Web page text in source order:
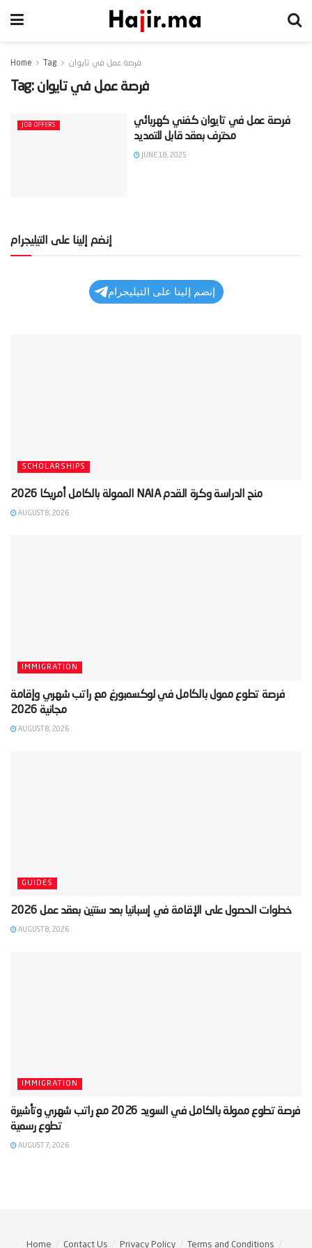
Home Tag فرصة عمل في تايوان
Tag: فرصة عمل في تايوان
JOB OFFERS
‫فرصة عمل في تايوان كفني كهربائي
محترف بعقد قابل للتمديد‬
JUNE 18, 2025
إنضم إلينا على التيليجرام
إنضم إلينا على التيليجرام
SCHOLARSHIPS
‫منح الدراسة وكرة القدم NAIA الممولة بالكامل أمريكا 2026‬
AUGUST 8, 2026
IMMIGRATION
‫فرصة تطوع ممول بالكامل في لوكسمبورغ مع راتب شهري وإقامة
مجانية 2026‬
AUGUST 8, 2026
GUIDES
‫خطوات الحصول على الإقامة في إسبانيا بعد سنتين بعقد عمل 2026‬
AUGUST 8, 2026
IMMIGRATION
‫فرصة تطوع ممولة بالكامل في السويد 2026 مع راتب شهري وتأشيرة
تطوع رسمية‬
AUGUST 7, 2026
Home Contact Us Privacy Policy Terms and Conditions